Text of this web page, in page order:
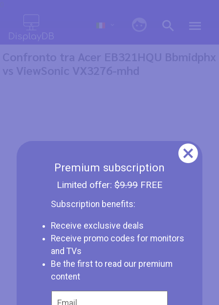
Premium subscription
Limited offer: $9.99FREE
Subscription benefits:
Receive exclusive deals
Receive promo codes for monitors
and TVs
Be the first to read our premium
content
Confronto tra Acer EB321HQU Bbmidphx
vs ViewSonic VX3276-mhd